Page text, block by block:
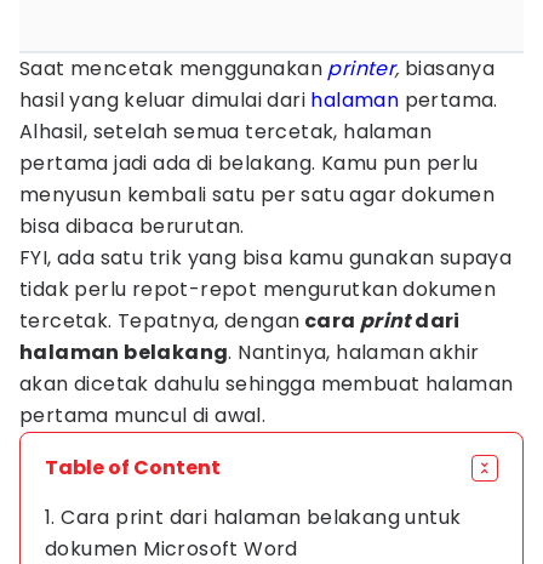
Saat mencetak menggunakan printer, biasanya
hasil yang keluar dimulai dari halaman pertama.
Alhasil, setelah semua tercetak, halaman
pertama jadi ada di belakang. Kamu pun perlu
menyusun kembali satu per satu agar dokumen
bisa dibaca berurutan.
FYI, ada satu trik yang bisa kamu gunakan supaya
tidak perlu repot-repot mengurutkan dokumen
tercetak. Tepatnya, dengan cara printdari
halaman belakang. Nantinya, halaman akhir
akan dicetak dahulu sehingga membuat halaman
pertama muncul di awal.
Table of Content
1. Cara print dari halaman belakang untuk
dokumen Microsoft Word